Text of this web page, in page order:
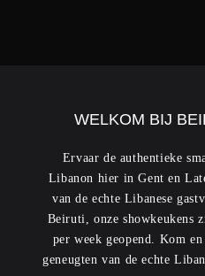
WELKOM BIJ
Ervaar de authentieke
Libanon hier in Gent en
van de echte Libanese
Beiruti, onze showkeukens
per week geopend. Kom
geneugten van de echte